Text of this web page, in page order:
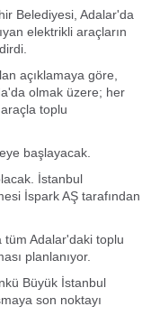
Belediyesi, Adalar'da
elektrikli araçların
açıklamaya göre,
olmak üzere; her
toplu
başlayacak.
İstanbul
İspark AŞ tarafından
Adalar'daki toplu
planlanıyor.
Büyük İstanbul
son noktayı